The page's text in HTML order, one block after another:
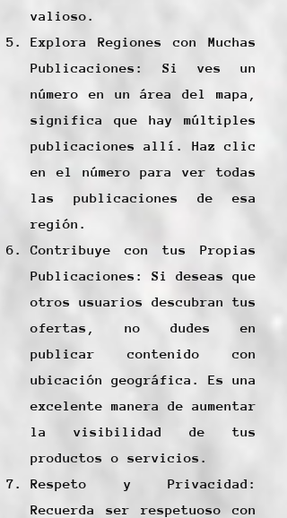
valioso.
Explora Regiones con Muchas
Publicaciones: Si ves un
número en un área del mapa,
significa que hay múltiples
publicaciones allí. Haz clic
en el número para ver todas
las publicaciones de esa
región.
Contribuye con tus Propias
Publicaciones: Si deseas que
otros usuarios descubran tus
ofertas, no dudes en
publicar contenido con
ubicación geográfica. Es una
excelente manera de aumentar
la visibilidad de tus
productos o servicios.
Respeto y Privacidad:
Recuerda ser respetuoso con